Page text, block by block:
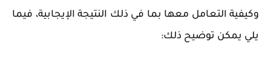
وكيفية التعامل معها بما في ذلك النتيجة الإيجابية، فيما
يلي يمكن توضيح ذلك: